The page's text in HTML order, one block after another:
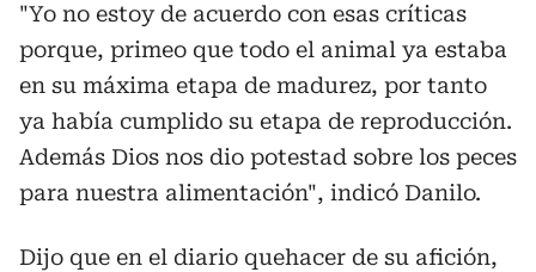
"Yo no estoy de acuerdo con esas críticas
porque, primeo que todo el animal ya estaba
en su máxima etapa de madurez, por tanto
ya había cumplido su etapa de reproducción.
Además Dios nos dio potestad sobre los peces
para nuestra alimentación", indicó Danilo.
Dijo que en el diario quehacer de su afición,